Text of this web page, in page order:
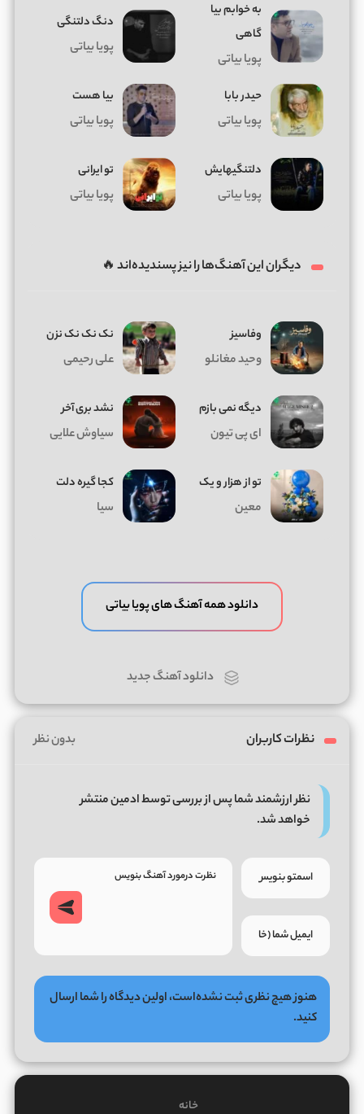
به خوابم بیا
گاهی
پویا بیاتی
دنگ دلتنگی
پویا بیاتی
حیدر بابا
پویا بیاتی
بیا هست
پویا بیاتی
دلتنگیهایش
پویا بیاتی
تو ایرانی
پویا بیاتی
دیگران این آهنگ‌ها را نیز پسندیده‌اند 🔥
وفاسیز
وحید مغانلو
نک نک نک نزن
علی رحیمی
دیگه نمی بازم
ای پی تیون
نشد بری آخر
سیاوش علایی
تو از هزار و یک
معین
کجا گیره دلت
سیا
دانلود همه آهنگ های پویا بیاتی
دانلود آهنگ جدید
نظرات کاربران بدون نظر
نظر ارزشمند شما پس از بررسی توسط ادمین منتشر
خواهد شد.
هنوز هیچ نظری ثبت نشده‌است، اولین دیدگاه را شما ارسال
کنید.
خانه